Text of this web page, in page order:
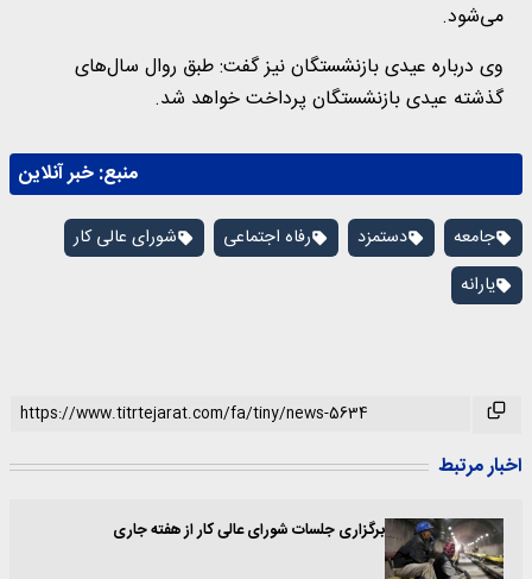
می‌شود.
وی درباره عیدی بازنشستگان نیز گفت: طبق روال سال‌های
گذشته عیدی بازنشستگان پرداخت خواهد شد.
منبع:خبر آنلاین
جامعه دستمزد رفاه اجتماعی
شورای عالی کار
یارانه
اخبار مرتبط
برگزاری جلسات شورای عالی کار از هفته جاری